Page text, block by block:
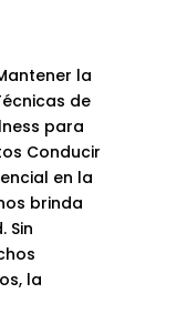
la
de
para
Conducir
en la
brinda
Sin
la